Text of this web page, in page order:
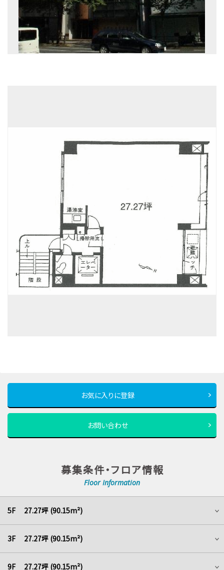
お気に入りに登録
お問い合わせ
募集条件・フロア情報
Floor Information
5F 27.27坪 (90.15m²)
3F 27.27坪 (90.15m²)
9F 27.27坪 (90.15m²)